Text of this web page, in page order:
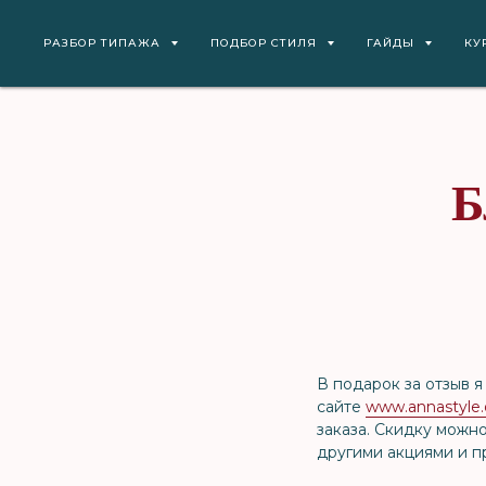
РАЗБОР ТИПАЖА ПОДБОР СТИЛЯ ГАЙДЫ
В подарок за отзыв
сайте
заказа. Скидку
другими акциями и